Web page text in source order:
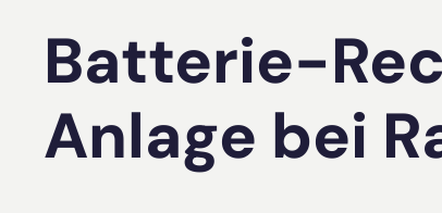
Batterie-
Anlage bei